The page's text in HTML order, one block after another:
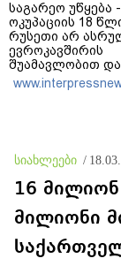
საგარეო უწყება -
ოკუპაციის 18
რუსეთი არ
ევროკავშირის
შუამავლობით
2008 წლის 12
ცეცხლის
სიახლეები /
16
მილიონი